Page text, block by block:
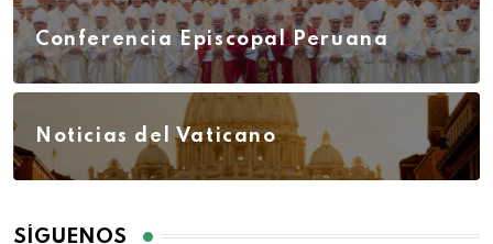
Conferencia Episcopal Peruana
Noticias del Vaticano
SÍGUENOS